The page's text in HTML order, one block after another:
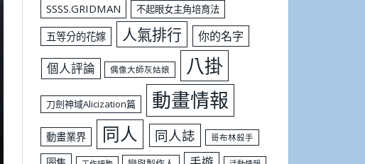
SSSS.GRIDMAN 不起眼女主角培育法
五等分的花嫁 人氣排行 你的名字
個人評論 偶像大師灰姑娘 八掛
刀劍神域Alicization篇 動畫情報
動畫業界 同人 同人誌 哥布林殺手